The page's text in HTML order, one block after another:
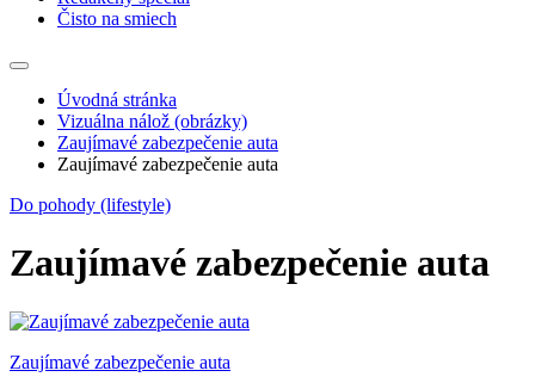
Čisto na smiech
Úvodná stránka
Vizuálna nálož (obrázky)
Zaujímavé zabezpečenie auta
Zaujímavé zabezpečenie auta
Do pohody (lifestyle)
Zaujímavé zabezpečenie auta
Navigácia
Zaujímavé zabezpečenie auta